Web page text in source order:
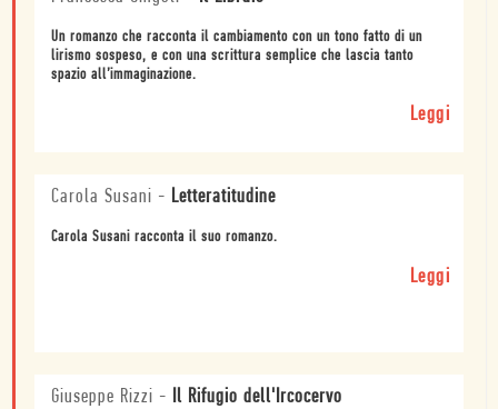
Un romanzo che racconta il cambiamento con un tono fatto di un
lirismo sospeso, e con una scrittura semplice che lascia tanto
spazio all’immaginazione.
Leggi
Carola Susani - Letteratitudine
Carola Susani racconta il suo romanzo.
Leggi
Giuseppe Rizzi - Il Rifugio dell'Ircocervo